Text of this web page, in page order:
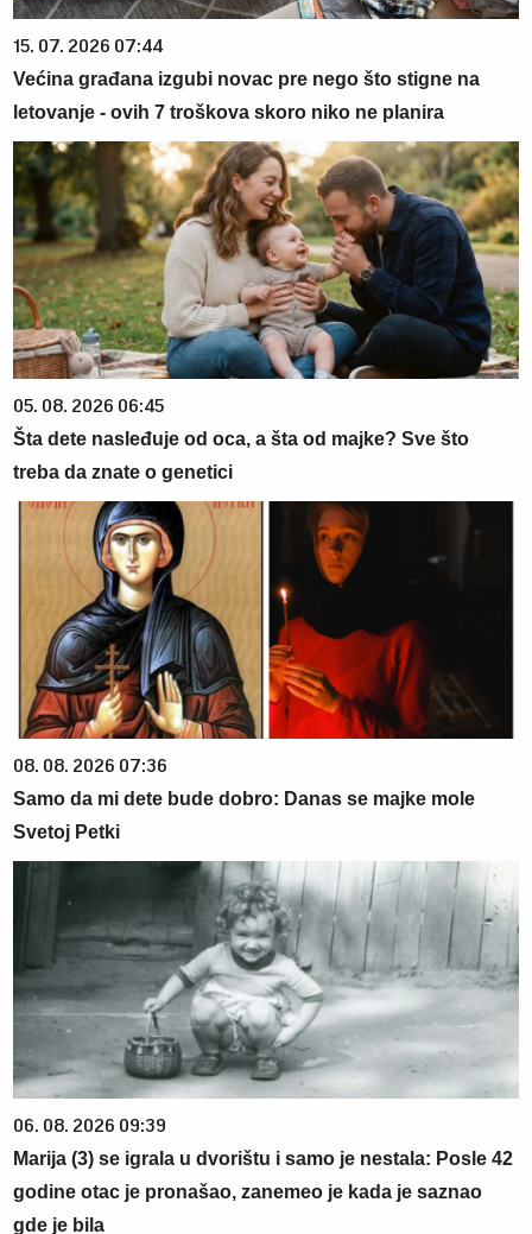
15. 07. 2026 07:44
Većina građana izgubi novac pre nego što stigne na
letovanje - ovih 7 troškova skoro niko ne planira
05. 08. 2026 06:45
Šta dete nasleđuje od oca, a šta od majke? Sve što
treba da znate o genetici
08. 08. 2026 07:36
Samo da mi dete bude dobro: Danas se majke mole
Svetoj Petki
06. 08. 2026 09:39
Marija (3) se igrala u dvorištu i samo je nestala: Posle 42
godine otac je pronašao, zanemeo je kada je saznao
gde je bila